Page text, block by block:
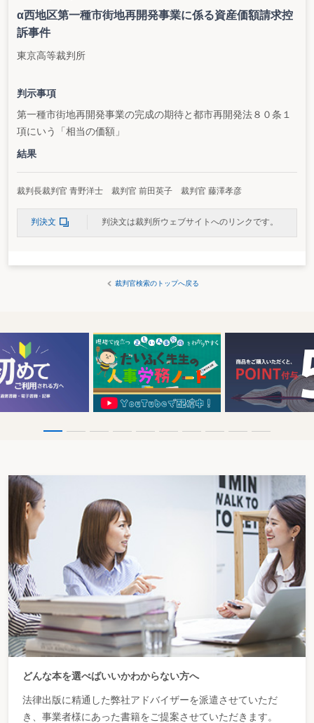
α西地区第一種市街地再開発事業に係る資産価額請求控
訴事件
東京高等裁判所
判示事項
第一種市街地再開発事業の完成の期待と都市再開発法８０条１
項にいう「相当の価額」
結果
裁判長裁判官 青野洋士 裁判官 前田英子 裁判官 藤澤孝彦
判決文 判決文は裁判所ウェブサイトへのリンクです。
裁判官検索のトップへ戻る
どんな本を選べばいいかわからない方へ
法律出版に精通した弊社アドバイザーを派遣させていただ
き、事業者様にあった書籍をご提案させていただきます。